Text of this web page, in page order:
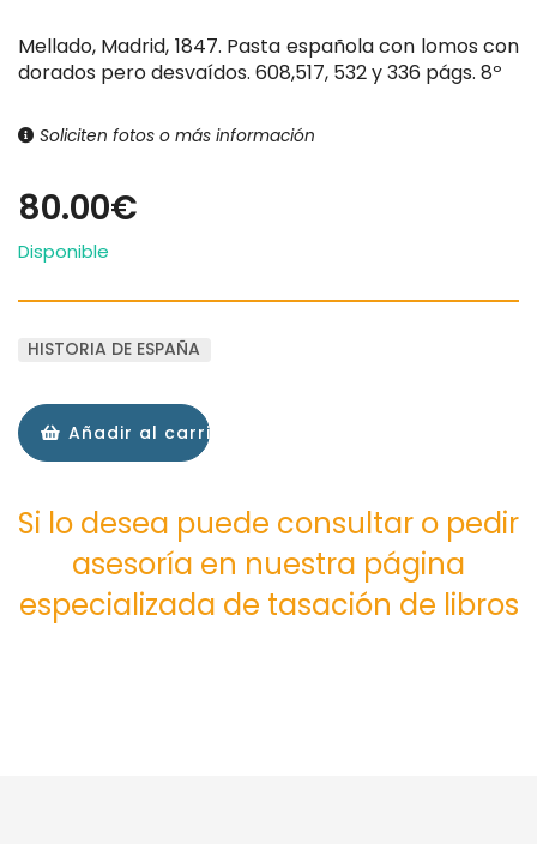
Mellado, Madrid, 1847. Pasta española con lomos con
dorados pero desvaídos. 608,517, 532 y 336 págs. 8º
Soliciten fotos o más información
80.00€
Disponible
HISTORIA DE ESPAÑA
Añadir al carrito
Si lo desea puede consultar o pedir
asesoría en nuestra página
especializada de tasación de libros